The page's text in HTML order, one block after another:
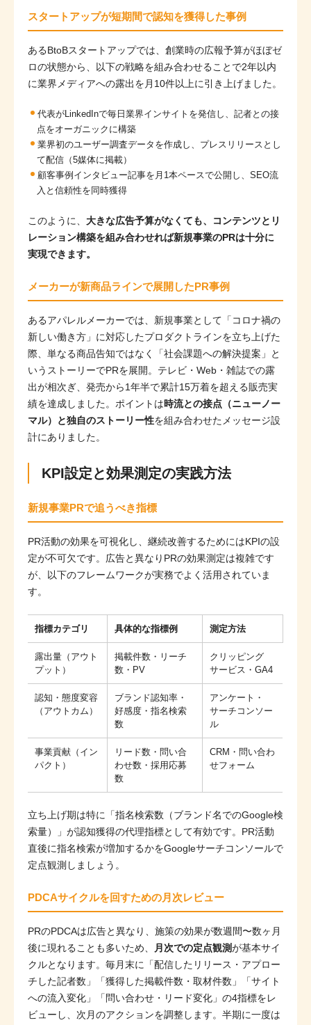
スタートアップが短期間で認知を獲得した事例
あるBtoBスタートアップでは、創業時の広報予算がほぼゼ
ロの状態から、以下の戦略を組み合わせることで2年以内
に業界メディアへの露出を月10件以上に引き上げました。
代表がLinkedInで毎日業界インサイトを発信し、記者との接
点をオーガニックに構築
業界初のユーザー調査データを作成し、プレスリリースとし
て配信（5媒体に掲載）
顧客事例インタビュー記事を月1本ペースで公開し、SEO流
入と信頼性を同時獲得
このように、 大きな広告予算がなくても、コンテンツとリ
レーション構築を組み合わせれば新規事業のPRは十分に
実現できます。
メーカーが新商品ラインで展開したPR事例
あるアパレルメーカーでは、新規事業として「コロナ禍の
新しい働き方」に対応したプロダクトラインを立ち上げた
際、単なる商品告知ではなく「社会課題への解決提案」と
いうストーリーでPRを展開。テレビ・Web・雑誌での露
出が相次ぎ、発売から1年半で累計15万着を超える販売実
績を達成しました。ポイントは時流との接点（ニューノー
マル）と独自のストーリー性を組み合わせたメッセージ設
計にありました。
KPI設定と効果測定の実践方法
新規事業PRで追うべき指標
PR活動の効果を可視化し、継続改善するためにはKPIの設
定が不可欠です。広告と異なりPRの効果測定は複雑です
が、以下のフレームワークが実務でよく活用されていま
す。
指標カテゴリ 具体的な指標例 測定方法
露出量（アウト
プット）
掲載件数・リーチ
数・PV
クリッピング
サービス・GA4
認知・態度変容
（アウトカム）
ブランド認知率・
好感度・指名検索
数
アンケート・
サーチコンソー
ル
事業貢献（イン
パクト）
リード数・問い合
わせ数・採用応募
数
CRM・問い合わ
せフォーム
立ち上げ期は特に「指名検索数（ブランド名でのGoogle検
索量）」が認知獲得の代理指標として有効です。PR活動
直後に指名検索が増加するかをGoogleサーチコンソールで
定点観測しましょう。
PDCAサイクルを回すための月次レビュー
PRのPDCAは広告と異なり、施策の効果が数週間〜数ヶ月
後に現れることも多いため、
月次での定点観測が基本サイ
クルとなります。毎月末に「配信したリリース・アプロー
チした記者数」「獲得した掲載件数・取材件数」「サイト
への流入変化」「問い合わせ・リード変化」の4指標をレ
ビューし、次月のアクションを調整します。半期に一度は